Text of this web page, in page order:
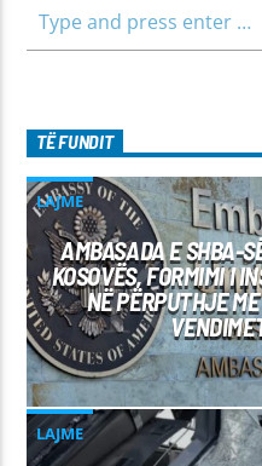
TË FUNDIT
LAJME
AMBASADA E SHBA-
KOSOVËS, FORMIMI I
NË PËRPUTHJE
LAJME